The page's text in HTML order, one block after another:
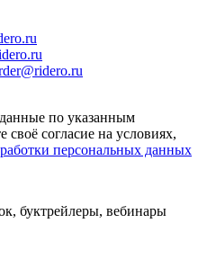
по указанным
согласие на условиях,
персональных данных
буктрейлеры, вебинары